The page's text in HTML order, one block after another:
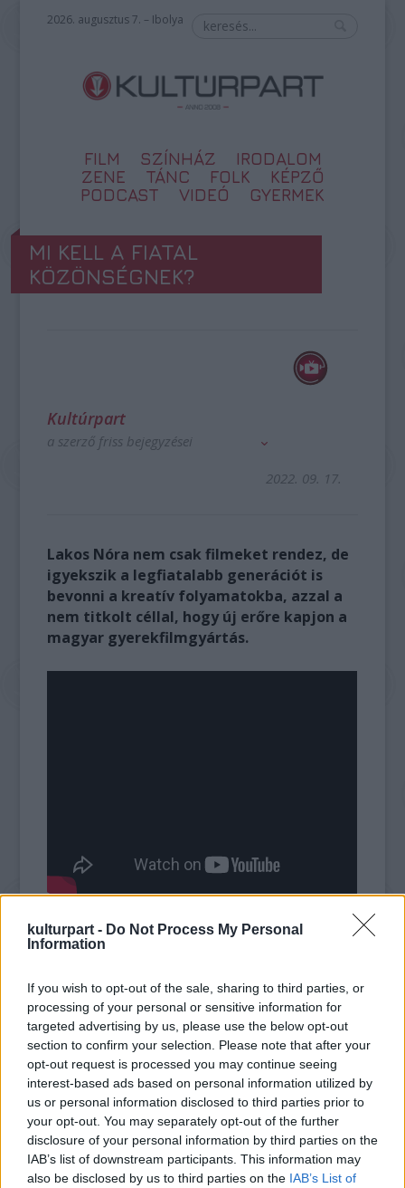
kulturpart - Do Not Process My Personal
Information
If you wish to opt-out of the sale, sharing to third parties, or
processing of your personal or sensitive information for
targeted advertising by us, please use the below opt-out
section to confirm your selection. Please note that after your
opt-out request is processed you may continue seeing
interest-based ads based on personal information utilized by
us or personal information disclosed to third parties prior to
your opt-out. You may separately opt-out of the further
disclosure of your personal information by third parties on the
IAB’s list of downstream participants. This information may
also be disclosed by us to third parties on the IAB’s List of
2026. augusztus 7. – Ibolya
FILM SZÍNHÁZ
IRODALOM
ZENE
TÁNC FOLK
KÉPZŐ
PODCAST
VIDEÓ GYERMEK
MI KELL A FIATAL
KÖZÖNSÉGNEK?
Kultúrpart
a szerző friss bejegyzései
2022. 09. 17.
Lakos Nóra nem csak filmeket rendez, de
igyekszik a legfiatalabb generációt is
bevonni a kreatív folyamatokba, azzal a
nem titkolt céllal, hogy új erőre kapjon a
magyar gyerekfilmgyártás.
Lakos Nóra még pályája elején van, de máris
egy közönségsikert hozó nagyjátékfilmet
hazai filmek rajongóit. 2022-ben elnyerte a
Magyar Művészeti Akadémia ösztöndíját,
amelynek segítségével a legfiatalabb
korosztályok vizuális formavilágát, a
filmekhez fűződő viszonyát kívánja úgy
alakítani, hogy a jövő filmes nemzedéke
nőhessen ki a jelenleg a mozgóképpel még
csak ismerkedő, de már ebben mint narratív
formában gondolkodó fiatalokból.